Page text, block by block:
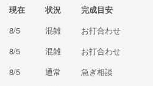
現在 状況
完成目安
8/5 混雑
お打合わせ
8/5 混雑
お打合わせ
8/5 通常
急ぎ相談